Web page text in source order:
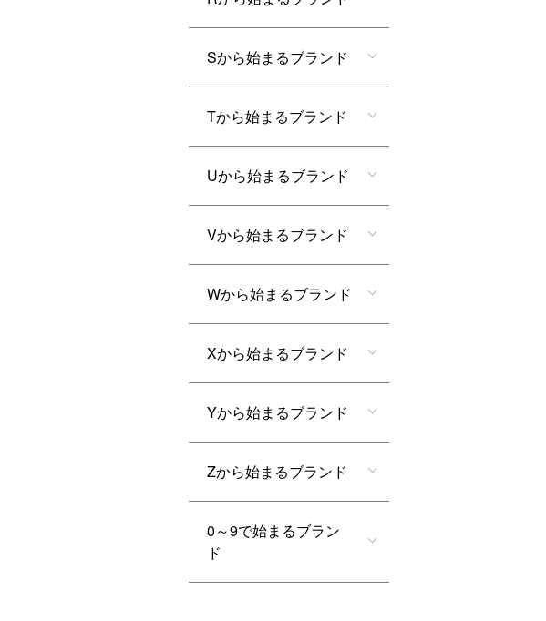
Sから始まるブランド
Tから始まるブランド
Uから始まるブランド
Vから始まるブランド
Wから始まるブランド
Xから始まるブランド
Yから始まるブランド
Zから始まるブランド
0～9で始まるブラン
ド